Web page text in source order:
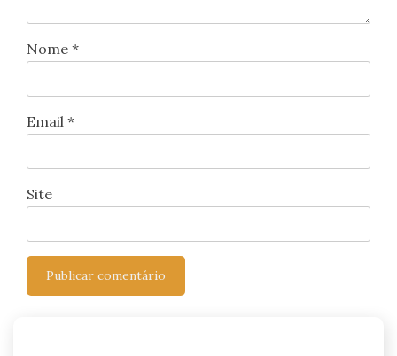
Nome *
Email *
Site